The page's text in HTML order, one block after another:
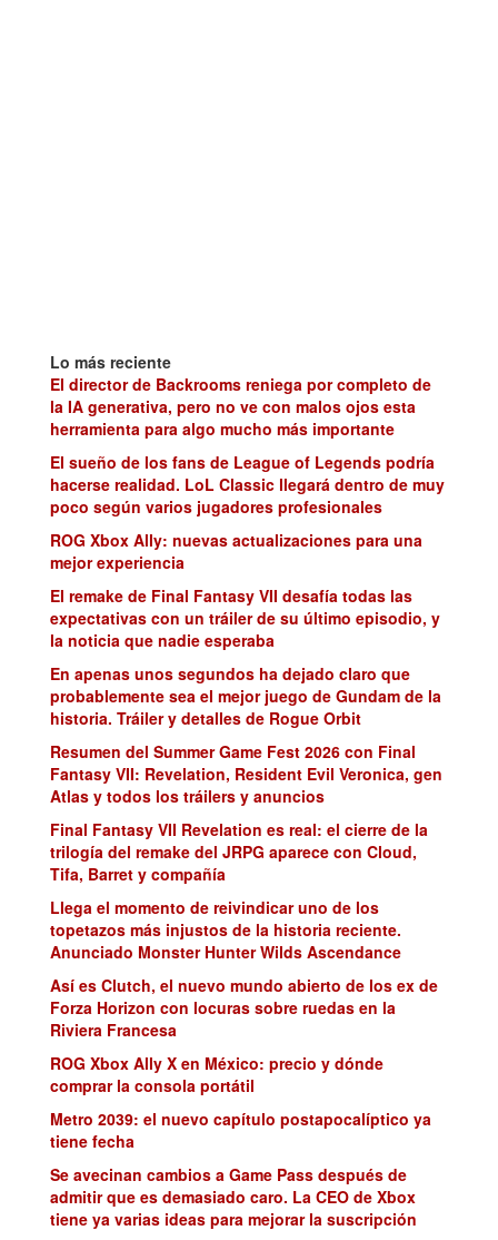
Lo más reciente
El director de Backrooms reniega por completo de
la IA generativa, pero no ve con malos ojos esta
herramienta para algo mucho más importante
El sueño de los fans de League of Legends podría
hacerse realidad. LoL Classic llegará dentro de muy
poco según varios jugadores profesionales
ROG Xbox Ally: nuevas actualizaciones para una
mejor experiencia
El remake de Final Fantasy VII desafía todas las
expectativas con un tráiler de su último episodio, y
la noticia que nadie esperaba
En apenas unos segundos ha dejado claro que
probablemente sea el mejor juego de Gundam de la
historia. Tráiler y detalles de Rogue Orbit
Resumen del Summer Game Fest 2026 con Final
Fantasy VII: Revelation, Resident Evil Veronica, gen
Atlas y todos los tráilers y anuncios
Final Fantasy VII Revelation es real: el cierre de la
trilogía del remake del JRPG aparece con Cloud,
Tifa, Barret y compañía
Llega el momento de reivindicar uno de los
topetazos más injustos de la historia reciente.
Anunciado Monster Hunter Wilds Ascendance
Así es Clutch, el nuevo mundo abierto de los ex de
Forza Horizon con locuras sobre ruedas en la
Riviera Francesa
ROG Xbox Ally X en México: precio y dónde
comprar la consola portátil
Metro 2039: el nuevo capítulo postapocalíptico ya
tiene fecha
Se avecinan cambios a Game Pass después de
admitir que es demasiado caro. La CEO de Xbox
tiene ya varias ideas para mejorar la suscripción